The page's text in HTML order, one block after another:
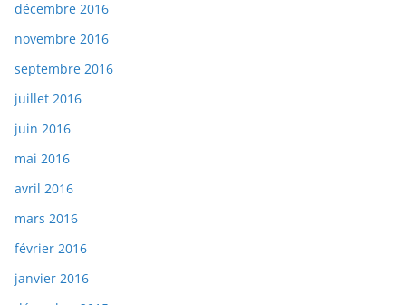
décembre 2016
novembre 2016
septembre 2016
juillet 2016
juin 2016
mai 2016
avril 2016
mars 2016
février 2016
janvier 2016